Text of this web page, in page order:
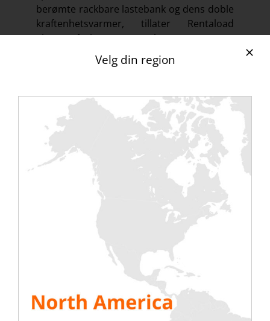
berømte rackbare lastebank og dens doble
kraftenhetsvarmer, tillater Rentaload
gjennomføring av aksepttester og
vedlikehold av elektrisk og termisk
infrastruktur. Rentaload har en flåte på
hvor som helst i verden.
Med mer enn 50 kunder i 2016 i DC-
sektoren, svarer Rentaload på Uptime
Institutes anbefaling om å teste
infrastrukturene før idriftsettelse av
datarommet; Vi vet at lastebanken er den
Produkter presentert på standen
– 7kW enfase rack-belastningsbank for
aksept av datasenter
– 11kW tre-fase rack belastningsbank for
datasenter aksept
– 21kW luftvarmer lastbank med doble
strømforsyninger
– DC-testtemperatursensorer +
Velg din region